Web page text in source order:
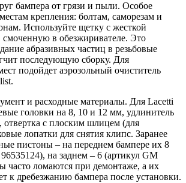
бампера от грязи и пыли. Особое
крепления: болтам, саморезам и
Используйте щетку с жесткой
в обезжиривателе. Это
абразивных частиц в резьбовые
последующую сборку. Для
подойдет аэрозольный очиститель
и расходные материалы. Для Lacetti
головки на 8, 10 и 12 мм, удлинитель
отвертка с плоским шлицем (для
лопатки для снятия клипс. Заранее
пистоны – на переднем бампере их 8
на заднем – 6 (артикул GM
часто ломаются при демонтаже, а их
к дребезжанию бампера после установки.